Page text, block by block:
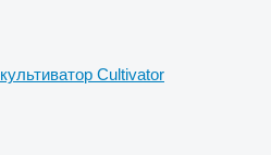
культиватор Cultivator